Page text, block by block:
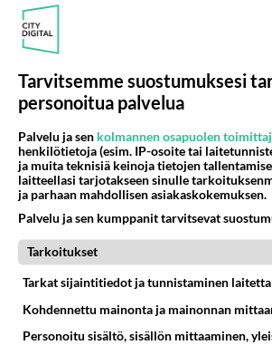
Pelottaako katujengit
on tuomittu seitsemän
eri rikoksista
MOT-aiheena on Suomessa yleistyvä ilmiö,
Tarvitsemme suostumuksesi
personoitua palvelua
Palvelu ja sen kolmannen osapuolen
henkilötietoja (esim. IP-osoite tai
ja muita teknisiä keinoja tietojen
laitteellasi tarjotakseen sinulle
ja parhaan mahdollisen asiakaskokemuksen.
Palvelu ja sen kumppanit tarvitsevat
Tarkoitukset
Tarkat sijaintitiedot ja tunnistaminen
Kohdennettu mainonta ja mainonnan
Personoitu sisältö, sisällön mittaaminen,